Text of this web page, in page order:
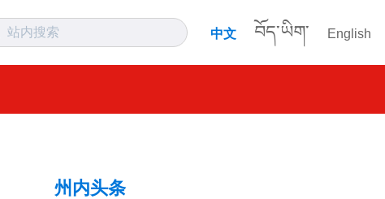
中文 བོད་ཡིག་ English
州内头条